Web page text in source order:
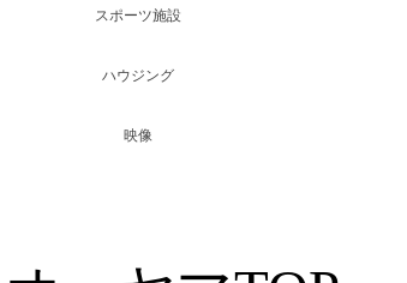
スポーツ施設
ハウジング
映像